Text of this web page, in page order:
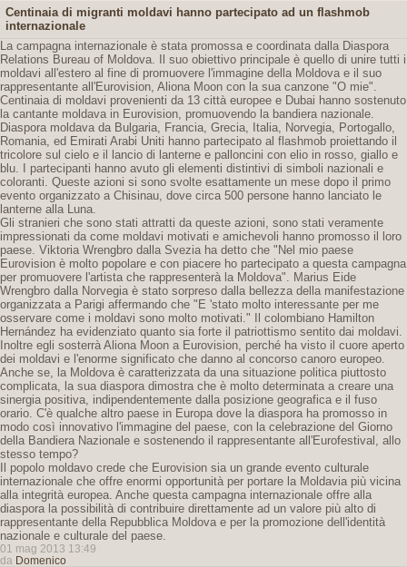
Centinaia di migranti moldavi hanno partecipato ad un flashmob
internazionale
La campagna internazionale è stata promossa e coordinata dalla Diaspora
Relations Bureau of Moldova. Il suo obiettivo principale è quello di unire tutti i
moldavi all'estero al fine di promuovere l'immagine della Moldova e il suo
rappresentante all'Eurovision, Aliona Moon con la sua canzone "O mie".
Centinaia di moldavi provenienti da 13 città europee e Dubai hanno sostenuto
la cantante moldava in Eurovision, promuovendo la bandiera nazionale.
Diaspora moldava da Bulgaria, Francia, Grecia, Italia, Norvegia, Portogallo,
Romania, ed Emirati Arabi Uniti hanno partecipato al flashmob proiettando il
tricolore sul cielo e il lancio di lanterne e palloncini con elio in rosso, giallo e
blu. I partecipanti hanno avuto gli elementi distintivi di simboli nazionali e
coloranti. Queste azioni si sono svolte esattamente un mese dopo il primo
evento organizzato a Chisinau, dove circa 500 persone hanno lanciato le
lanterne alla Luna.
Gli stranieri che sono stati attratti da queste azioni, sono stati veramente
impressionati da come moldavi motivati ​​e amichevoli hanno promosso il loro
paese. Viktoria Wrengbro dalla Svezia ha detto che "Nel mio paese
Eurovision è molto popolare e con piacere ho partecipato a questa campagna
per promuovere l'artista che rappresenterà la Moldova". Marius Eide
Wrengbro dalla Norvegia è stato sorpreso dalla bellezza della manifestazione
organizzata a Parigi affermando che "E 'stato molto interessante per me
osservare come i moldavi sono molto motivati." Il colombiano Hamilton
Hernández ha evidenziato quanto sia forte il patriottismo sentito dai moldavi.
Inoltre egli sosterrà Aliona Moon a Eurovision, perché ha visto il cuore aperto
dei moldavi e l'enorme significato che danno al concorso canoro europeo.
Anche se, la Moldova è caratterizzata da una situazione politica piuttosto
complicata, la sua diaspora dimostra che è molto determinata a creare una
sinergia positiva, indipendentemente dalla posizione geografica e il fuso
orario. C'è qualche altro paese in Europa dove la diaspora ha promosso in
modo così innovativo l'immagine del paese, con la celebrazione del Giorno
della Bandiera Nazionale e sostenendo il rappresentante all'Eurofestival, allo
stesso tempo?
Il popolo moldavo crede che Eurovision sia un grande evento culturale
internazionale che offre enormi opportunità per portare la Moldavia più vicina
alla integrità europea. Anche questa campagna internazionale offre alla
diaspora la possibilità di contribuire direttamente ad un valore più alto di
rappresentante della Repubblica Moldova e per la promozione dell'identità
nazionale e culturale del paese.
01 mag 2013 13:49
da Domenico